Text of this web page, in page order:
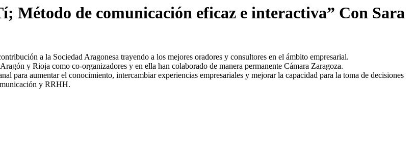
Método de comunicación eficaz e interactiva” Con Sara
a la Sociedad Aragonesa trayendo a los mejores oradores y consultores en el ámbito empresarial.
y Rioja como co-organizadores y en ella han colaborado de manera permanente Cámara Zaragoza.
para aumentar el conocimiento, intercambiar experiencias empresariales y mejorar la capacidad para la toma de decisiones
y RRHH.